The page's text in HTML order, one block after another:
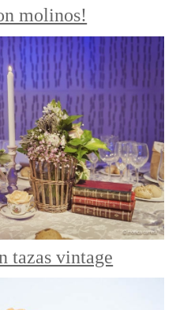
molinos!
tazas vintage